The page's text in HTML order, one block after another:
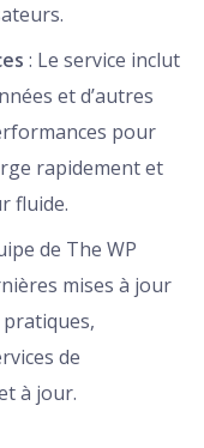
: Le service inclut
et d’autres
pour
rapidement et
fluide.
de The WP
mises à jour
de
à jour.